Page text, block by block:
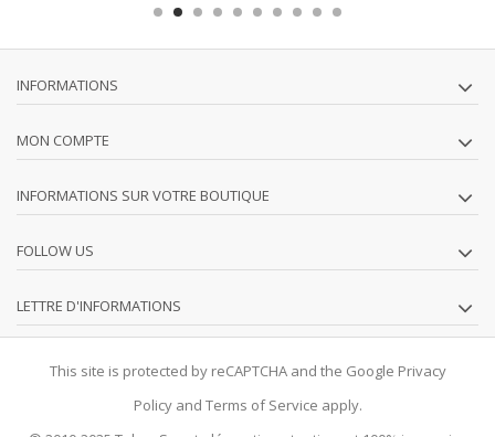
INFORMATIONS
MON COMPTE
INFORMATIONS SUR VOTRE BOUTIQUE
FOLLOW US
LETTRE D'INFORMATIONS
This site is protected by reCAPTCHA and the Google Privacy
Policyand Terms of Service apply.